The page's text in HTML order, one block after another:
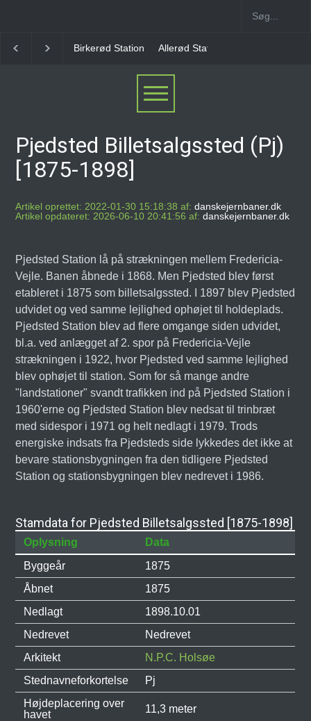
Allerød Station Favrholm Station
Pjedsted Billetsalgssted (Pj)
[1875-1898]
Artikel oprettet: 2022-01-30 15:18:38 af: danskejernbaner.dk
Artikel opdateret: 2026-06-10 20:41:56 af: danskejernbaner.dk
Pjedsted Station lå på strækningen mellem Fredericia-
Vejle. Banen åbnede i 1868. Men Pjedsted blev først
etableret i 1875 som billetsalgssted. I 1897 blev Pjedsted
udvidet og ved samme lejlighed ophøjet til holdeplads.
Pjedsted Station blev ad flere omgange siden udvidet,
bl.a. ved anlægget af 2. spor på Fredericia-Vejle
strækningen i 1922, hvor Pjedsted ved samme lejlighed
blev ophøjet til station. Som for så mange andre
"landstationer" svandt trafikken ind på Pjedsted Station i
1960'erne og Pjedsted Station blev nedsat til trinbræt
med sidespor i 1971 og helt nedlagt i 1979. Trods
energiske indsats fra Pjedsteds side lykkedes det ikke at
bevare stationsbygningen fra den tidligere Pjedsted
Station og stationsbygningen blev nedrevet i 1986.
Stamdata for Pjedsted Billetsalgssted [1875-1898]
Oplysning
Data
Byggeår
1875
Åbnet
1875
Nedlagt
1898.10.01
Nedrevet
Nedrevet
Arkitekt
N.P.C. Holsøe
Stednavneforkortelse
Pj
Højdeplacering over
havet
11,3 meter